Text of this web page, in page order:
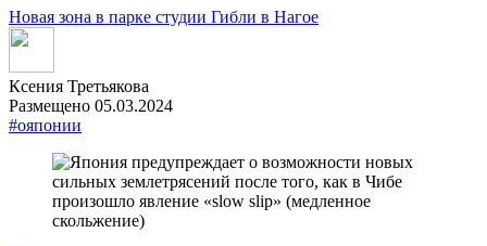
Новая зона в парке студии Гибли в Нагое
Ксения Третьякова
Размещено 05.03.2024
#ояпонии